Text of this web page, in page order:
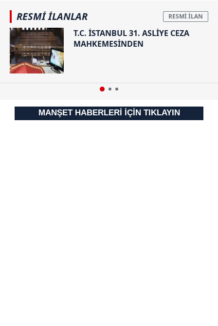
reklam/pazarlama faaliyetlerinin yapılması, amaçlarıyla
sınırlı olarak açık rızanız dahilinde kullanılacaktır.
Çerezlere ilişkin tercihlerinizi aşağıda yer alan panel
vasıtasıyla belirleyebilirsiniz. Çerezlere ilişkin detaylı bilgi
için Ayarlar butonuna tıklayabilir,
Metnimiziziyaret edebilirsiniz.
6698 sayılı Kişisel Verilerin Korunması Kanunu uyarınca
hazırlanmış Aydınlatma Metnimizi okumak ve sitemizde
RESMİ İLANLAR
T.C. İSTANBUL 31. ASLİYE CEZA
MAHKEMESİNDEN
MANŞET HABERLERİ İÇİN TIKLAYIN